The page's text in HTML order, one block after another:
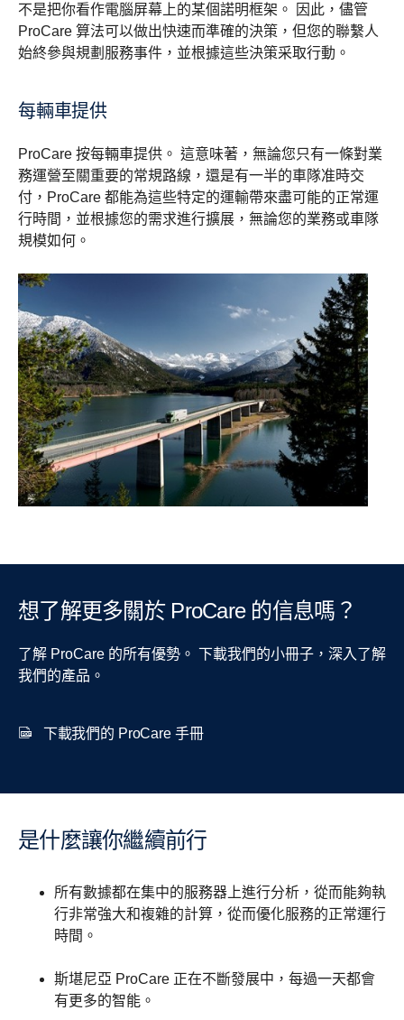
不是把你看作電腦屏幕上的某個諾明框架。 因此，儘管
ProCare 算法可以做出快速而準確的決策，但您的聯繫人
始終參與規劃服務事件，並根據這些決策采取行動。
每輛車提供
ProCare 按每輛車提供。 這意味著，無論您只有一條對業
務運營至關重要的常規路線，還是有一半的車隊准時交
付，ProCare 都能為這些特定的運輸帶來盡可能的正常運
行時間，並根據您的需求進行擴展，無論您的業務或車隊
規模如何。
想了解更多關於 ProCare 的信息嗎？
了解 ProCare 的所有優勢。 下載我們的小冊子，深入了解
我們的產品。
下載我們的 ProCare 手冊
是什麼讓你繼續前行
所有數據都在集中的服務器上進行分析，從而能夠執
行非常強大和複雜的計算，從而優化服務的正常運行
時間。
斯堪尼亞 ProCare 正在不斷發展中，每過一天都會
有更多的智能。